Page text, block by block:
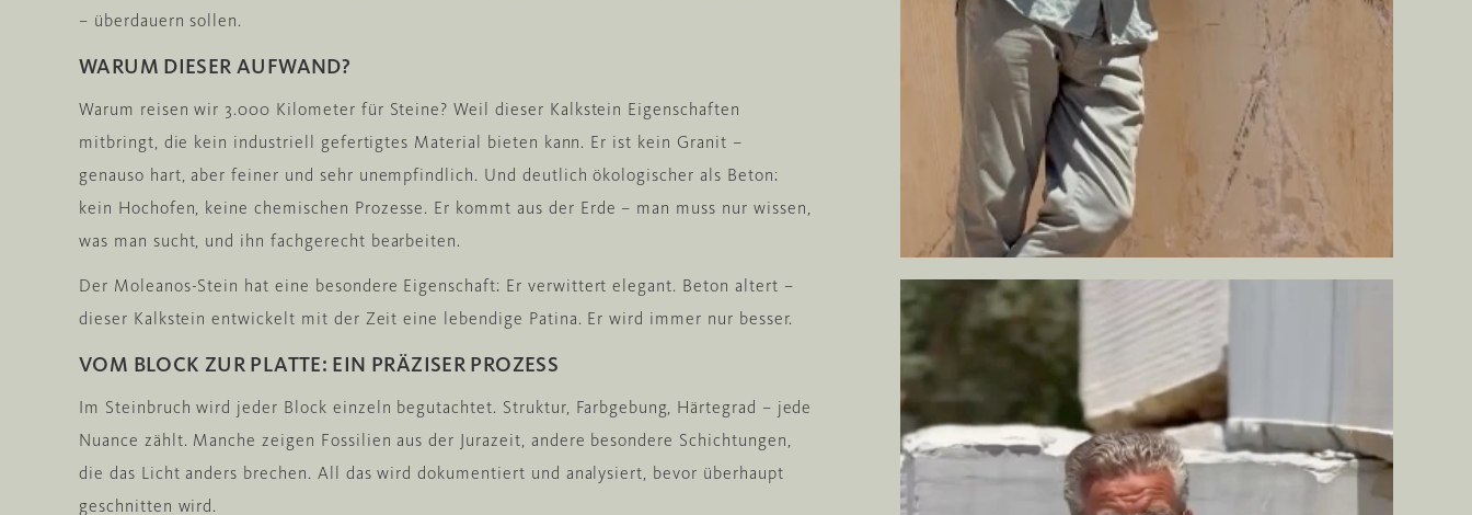
– überdauern sollen.
WARUM DIESER AUFWAND?
Warum reisen wir 3.000 Kilometer für Steine? Weil dieser Kalkstein Eigenschaften
mitbringt, die kein industriell gefertigtes Material bieten kann. Er ist kein Granit –
genauso hart, aber feiner und sehr unempfindlich. Und deutlich ökologischer als Beton:
kein Hochofen, keine chemischen Prozesse. Er kommt aus der Erde – man muss nur wissen,
was man sucht, und ihn fachgerecht bearbeiten.
Der Moleanos-Stein hat eine besondere Eigenschaft: Er verwittert elegant. Beton altert –
dieser Kalkstein entwickelt mit der Zeit eine lebendige Patina. Er wird immer nur besser.
VOM BLOCK ZUR PLATTE: EIN PRÄZISER PROZESS
Im Steinbruch wird jeder Block einzeln begutachtet. Struktur, Farbgebung, Härtegrad – jede
Nuance zählt. Manche zeigen Fossilien aus der Jurazeit, andere besondere Schichtungen,
die das Licht anders brechen. All das wird dokumentiert und analysiert, bevor überhaupt
geschnitten wird.